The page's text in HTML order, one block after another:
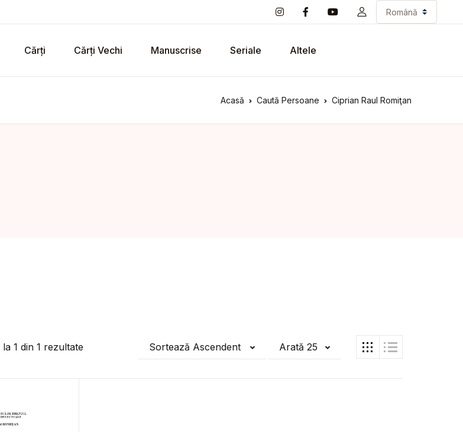
Cărți Cărți Vechi Manuscrise Seriale Altele
Acasă Caută Persoane Ciprian Raul Romiţan
la 1 din 1 rezultate Sortează Ascendent Arată 25